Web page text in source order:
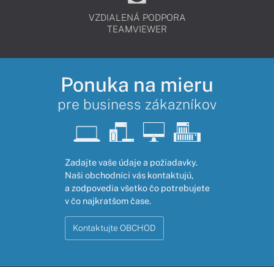
VZDIALENÁ PODPORA
TEAMVIEWER
Ponuka na mieru
pre business zákazníkov
Zadajte vaše údaje a požiadavky.
Naši obchodníci vás kontaktujú,
a zodpovedia všetko čo potrebujete
v čo najkratšom čase.
Kontaktujte OBCHOD